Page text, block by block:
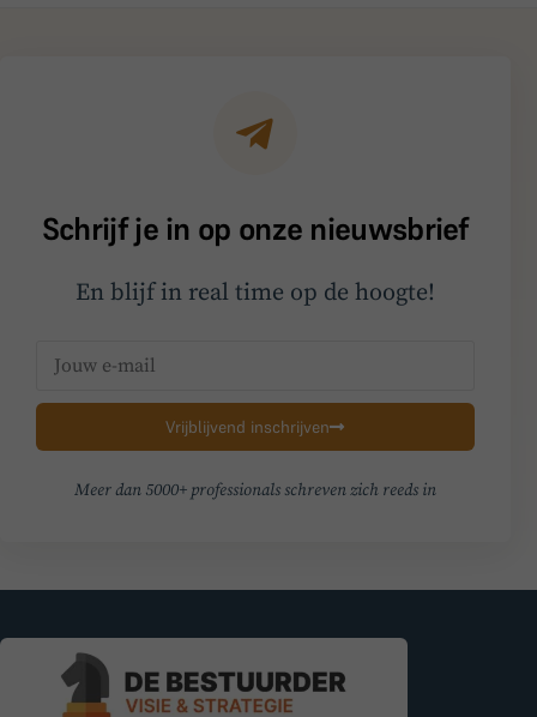
Schrijf je in op onze nieuwsbrief
En blijf in real time op de hoogte!
Vrijblijvend inschrijven
Meer dan 5000+ professionals schreven zich reeds in